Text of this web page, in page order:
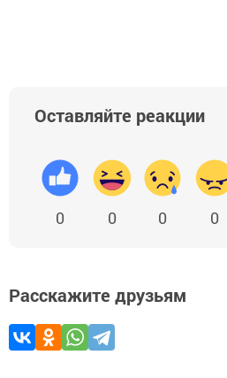
Оставляйте реакции
0 0 0 0
Расскажите друзьям